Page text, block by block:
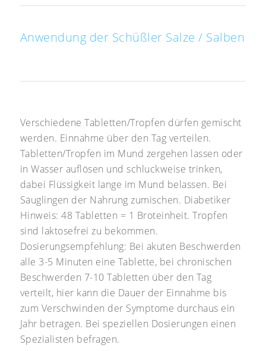
Anwendung der Schüßler Salze / Salben
Verschiedene Tabletten/Tropfen dürfen gemischt
werden. Einnahme über den Tag verteilen.
Tabletten/Tropfen im Mund zergehen lassen oder
in Wasser auflösen und schluckweise trinken,
dabei Flüssigkeit lange im Mund belassen. Bei
Säuglingen der Nahrung zumischen. Diabetiker
Hinweis: 48 Tabletten = 1 Broteinheit. Tropfen
sind laktosefrei zu bekommen.
Dosierungsempfehlung: Bei akuten Beschwerden
alle 3-5 Minuten eine Tablette, bei chronischen
Beschwerden 7-10 Tabletten über den Tag
verteilt, hier kann die Dauer der Einnahme bis
zum Verschwinden der Symptome durchaus ein
Jahr betragen. Bei speziellen Dosierungen einen
Spezialisten befragen.